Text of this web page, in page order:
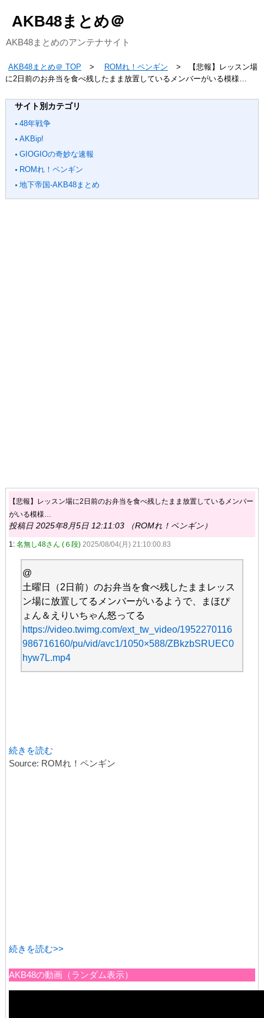
AKB48まとめ＠
AKB48まとめのアンテナサイト
AKB48まとめ＠ TOP ROMれ！ペンギン
【悲報】レッスン場
に2日前のお弁当を食べ残したまま放置しているメンバーがいる模様…
サイト別カテゴリ
48年戦争
AKBip!
GIOGIOの奇妙な速報
ROMれ！ペンギン
地下帝国-AKB48まとめ
【悲報】レッスン場に2日前のお弁当を食べ残したまま放置しているメンバー
がいる模様…
投稿日 2025年8月5日 12:11:03 （ROMれ！ペンギン）
1: 名無し48さん (６段) 2025/08/04(月) 21:10:00.83
@
土曜日（2日前）のお弁当を食べ残したままレッス
ン場に放置してるメンバーがいるようで、まほぴ
ょん＆えりいちゃん怒ってる
https://video.twimg.com/ext_tw_video/1952270116
986716160/pu/vid/avc1/1050×588/ZBkzbSRUEC0
hyw7L.mp4
続きを読む
Source: ROMれ！ペンギン
続きを読む>>
AKB48の動画（ランダム表示）